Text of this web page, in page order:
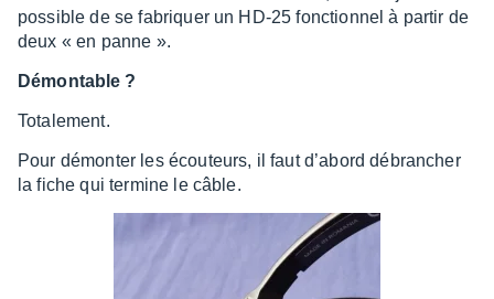
possible de se fabriquer un HD-25 fonc­tion­nel à partir de
deux « en panne ».
Démon­table ?
Tota­le­ment.
Pour démon­ter les écou­teurs, il faut d’abord débran­cher
la fiche qui termine le câble.